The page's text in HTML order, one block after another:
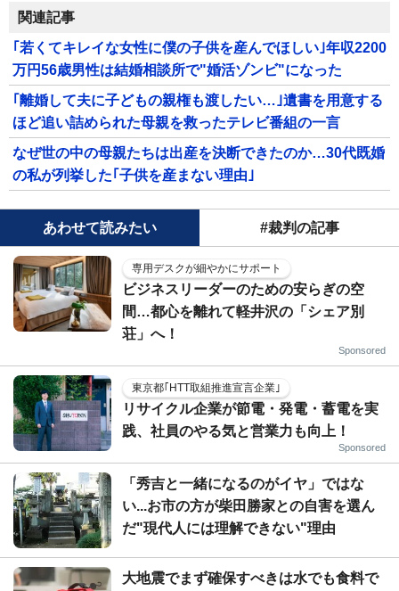
関連記事
｢若くてキレイな女性に僕の子供を産んでほしい｣年収2200
万円56歳男性は結婚相談所で"婚活ゾンビ"になった
｢離婚して夫に子どもの親権も渡したい…｣遺書を用意する
ほど追い詰められた母親を救ったテレビ番組の一言
なぜ世の中の母親たちは出産を決断できたのか…30代既婚
の私が列挙した｢子供を産まない理由｣
あわせて読みたい #裁判の記事
専用デスクが細やかにサポート
ビジネスリーダーのための安らぎの空
間…都心を離れて軽井沢の「シェア別
荘」へ！
Sponsored
東京都｢HTT取組推進宣言企業｣
リサイクル企業が節電・発電・蓄電を実
践、社員のやる気と営業力も向上！
Sponsored
「秀吉と一緒になるのがイヤ」ではな
い...お市の方が柴田勝家との自害を選ん
だ"現代人には理解できない"理由
大地震でまず確保すべきは水でも食料で